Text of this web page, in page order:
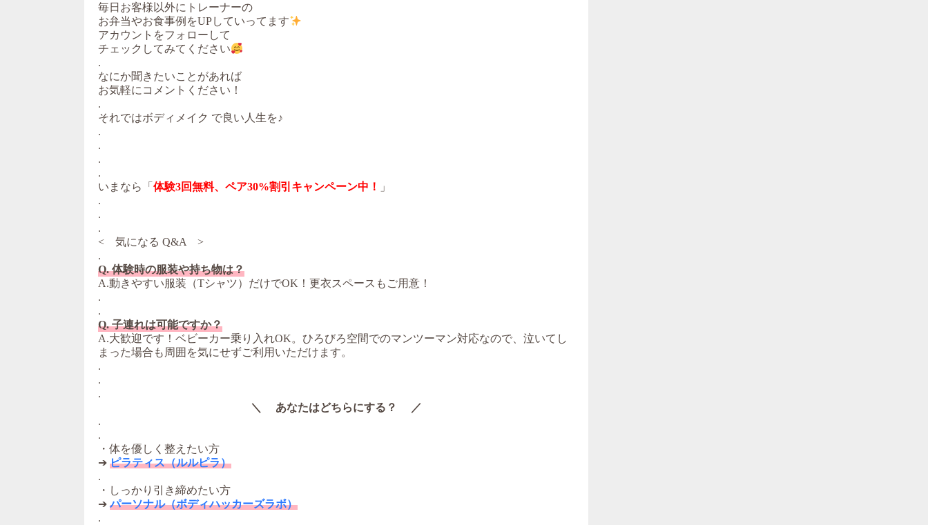
毎日お客様以外にトレーナーの
お弁当やお食事例をUPしていってます
アカウントをフォローして
チェックしてみてください
.
なにか聞きたいことがあれば
お気軽にコメントください！
.
それではボディメイク で良い人生を♪
.
.
.
.
いまなら「 体験3回無料、ペア30%割引キャンペーン中！
」
.
.
.
< 気になる Q&A >
.
Q. 体験時の服装や持ち物は？
A.動きやすい服装（Tシャツ）だけでOK！更衣スペースもご用意！
.
.
Q. 子連れは可能ですか？
A.大歓迎です！ベビーカー乗り入れOK。ひろびろ空間でのマンツーマン対応なので、泣いてし
まった場合も周囲を気にせずご利用いただけます。
.
.
.
＼ あなたはどちらにする？ ／
.
.
・体を優しく整えたい方
➔ ピラティス（ルルピラ）
.
・しっかり引き締めたい方
➔パーソナル（ボディハッカーズラボ）
.